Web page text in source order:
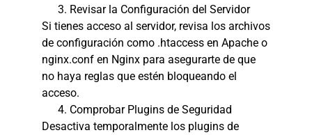
Revisar la Configuración del Servidor
Si tienes acceso al servidor, revisa los archivos
de configuración como .htaccess en Apache o
nginx.conf en Nginx para asegurarte de que
no haya reglas que estén bloqueando el
acceso.
Comprobar Plugins de Seguridad
Desactiva temporalmente los plugins de